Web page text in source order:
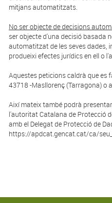
mitjans automatitzats.
No ser objecte de decisions
ser objecte d'una decisió basada
automatitzat de les seves dades,
produeixi efectes jurídics en ell o
Aquestes peticions caldrà que es
43718 -Masllorenç (Tarragona) o
Així mateix també podrà
l'autoritat Catalana de Protecció
amb el Delegat de Protecció de
https://apdcat.gencat.cat/ca/